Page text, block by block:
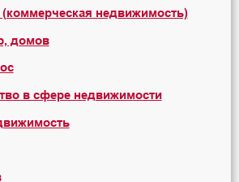
недвижимость)
домов
в сфере недвижимости